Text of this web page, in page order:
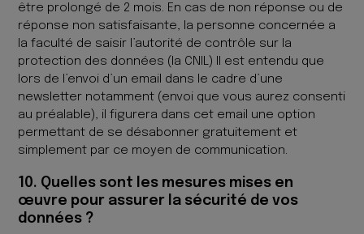
être prolongé de 2 mois. En cas de non réponse ou de
réponse non satisfaisante, la personne concernée a
la faculté de saisir l’autorité de contrôle sur la
protection des données (la CNIL) Il est entendu que
lors de l’envoi d’un email dans le cadre d’une
newsletter notamment (envoi que vous aurez consenti
au préalable), il figurera dans cet email une option
permettant de se désabonner gratuitement et
simplement par ce moyen de communication.
10. Quelles sont les mesures mises en
œuvre pour assurer la sécurité de vos
données ?